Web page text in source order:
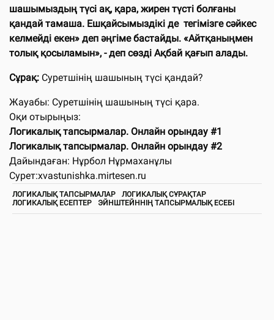
шашымыздың түсі ақ, қара, жирен түсті болғаны
қандай тамаша. Ешқайсымыздікі де тегімізге сәйкес
келмейді екен» деп әңгіме бастайды. «Айтқаныңмен
толық қосыламын», - деп сөзді Ақбай қағып алады.
Сұрақ: Суретшінің шашының түсі қандай?
Жауабы: Суретшінің шашының түсі қара.
Оқи отырыңыз:
Логикалық тапсырмалар. Онлайн орындау #1
Логикалық тапсырмалар. Онлайн орындау #2
Дайындаған: Нұрбол Нұрмаханұлы
Сурет:xvastunishka.mirtesen.ru
ЛОГИКАЛЫҚ ТАПСЫРМАЛАР
ЛОГИКАЛЫҚ СҰРАҚТАР
ЛОГИКАЛЫҚ ЕСЕПТЕР
ЭЙНШТЕЙННІҢ ТАПСЫРМАЛЫҚ ЕСЕБІ